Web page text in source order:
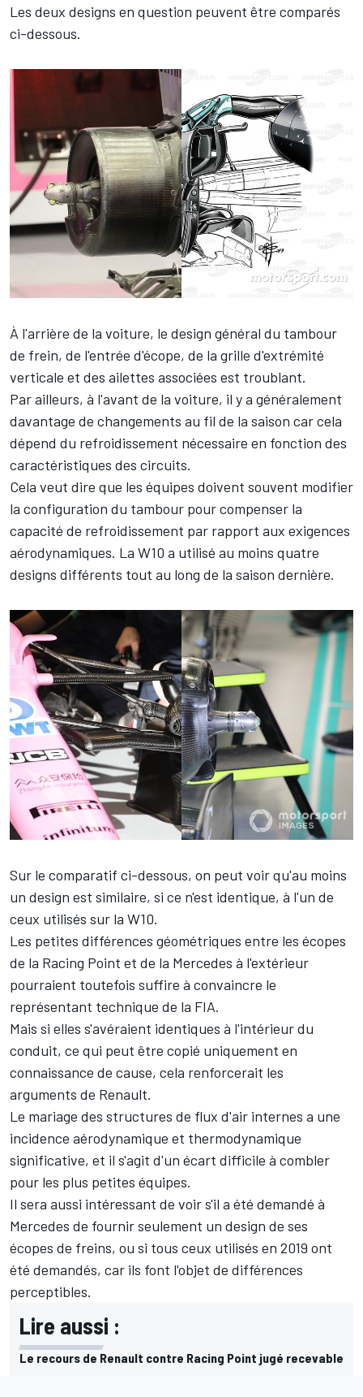
Les deux designs en question peuvent être comparés
ci-dessous.
À l'arrière de la voiture, le design général du tambour
de frein, de l'entrée d'écope, de la grille d'extrémité
verticale et des ailettes associées est troublant.
Par ailleurs, à l'avant de la voiture, il y a généralement
davantage de changements au fil de la saison car cela
dépend du refroidissement nécessaire en fonction des
caractéristiques des circuits.
Cela veut dire que les équipes doivent souvent modifier
la configuration du tambour pour compenser la
capacité de refroidissement par rapport aux exigences
aérodynamiques. La W10 a utilisé au moins quatre
designs différents tout au long de la saison dernière.
Sur le comparatif ci-dessous, on peut voir qu'au moins
un design est similaire, si ce n'est identique, à l'un de
ceux utilisés sur la W10.
Les petites différences géométriques entre les écopes
de la Racing Point et de la Mercedes à l'extérieur
pourraient toutefois suffire à convaincre le
représentant technique de la FIA.
Mais si elles s'avéraient identiques à l'intérieur du
conduit, ce qui peut être copié uniquement en
connaissance de cause, cela renforcerait les
arguments de Renault.
Le mariage des structures de flux d'air internes a une
incidence aérodynamique et thermodynamique
significative, et il s'agit d'un écart difficile à combler
pour les plus petites équipes.
Il sera aussi intéressant de voir s'il a été demandé à
Mercedes de fournir seulement un design de ses
écopes de freins, ou si tous ceux utilisés en 2019 ont
été demandés, car ils font l'objet de différences
perceptibles.
Lire aussi :
Le recours de Renault contre Racing Point jugé recevable